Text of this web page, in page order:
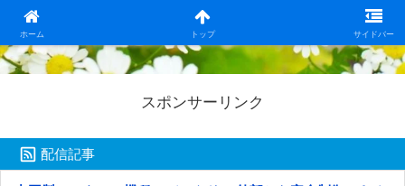
ホーム トップ サイドバー
日本第一！ニュース録
スポンサーリンク
配信記事